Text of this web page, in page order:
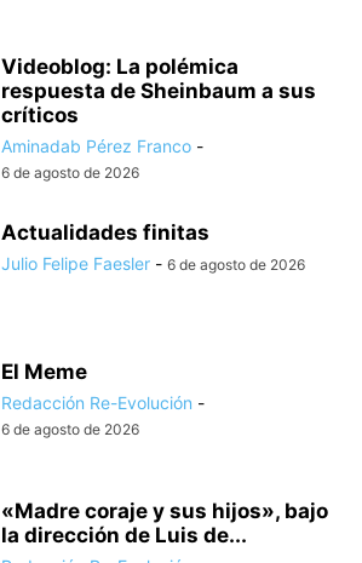
Videoblog: La polémica
respuesta de Sheinbaum a sus
críticos
Aminadab Pérez Franco -
6 de agosto de 2026
Actualidades finitas
Julio Felipe Faesler - 6 de agosto de 2026
El Meme
Redacción Re-Evolución -
6 de agosto de 2026
«Madre coraje y sus hijos», bajo
la dirección de Luis de...